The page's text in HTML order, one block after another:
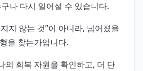
나 다시 일어설 수 있습니다.
지 않는 것”이 아니라, 넘어졌을
을 찾는가입니다.
의 회복 자원을 확인하고, 더 단